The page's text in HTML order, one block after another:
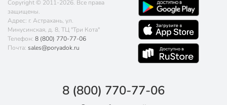
Copyright © 2011-2026. Все права
защищены.
Адрес: г. Астрахань, ул.
Минусинская, д. 8, ТЦ "Три Кота"
Телефон: 8 (800) 770-77-06
Почта: sales@poryadok.ru
8 (800) 770-77-06